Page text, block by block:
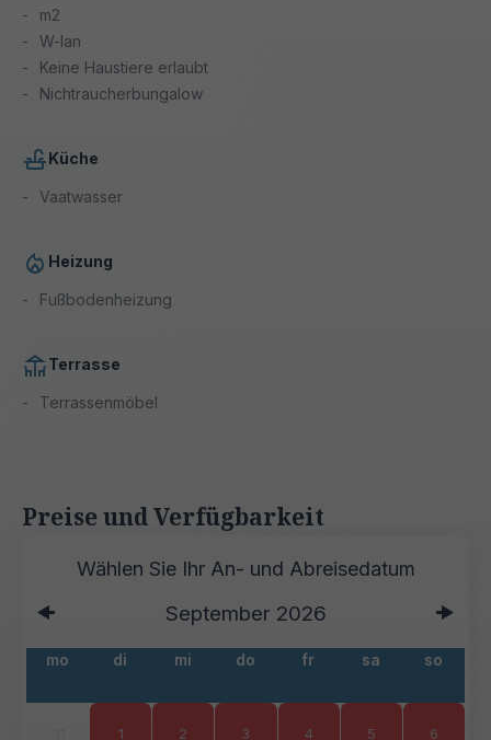
m2
W-lan
Keine Haustiere erlaubt
Nichtraucherbungalow
Küche
Vaatwasser
Heizung
Fußbodenheizung
Terrasse
Terrassenmöbel
Preise und Verfügbarkeit
September 2026
mo di mi do fr sa so
1 2 3 4 5 6